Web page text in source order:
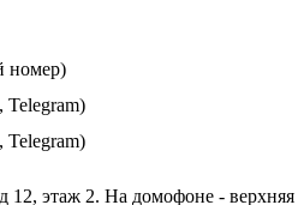
номер)
Telegram)
Telegram)
12, этаж 2. На домофоне - верхняя